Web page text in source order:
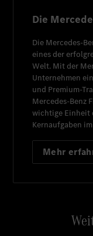
Die
Die Mercedes-
eines der
Welt. Mit der
Unternehmen
und Premium-
Mercedes-Benz
wichtige Einheit
Kernaufgaben
Mehr